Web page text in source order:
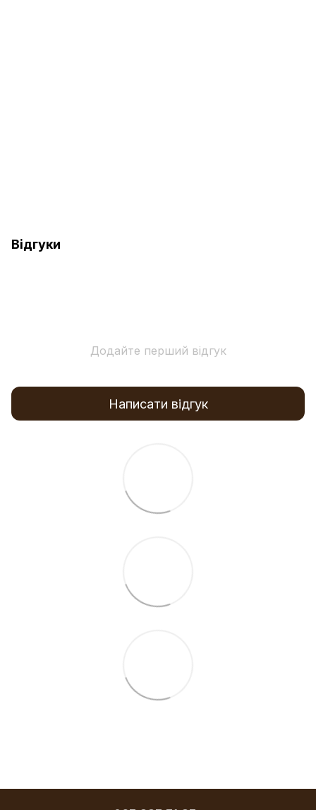
Відгуки
Додайте перший відгук
Написати відгук